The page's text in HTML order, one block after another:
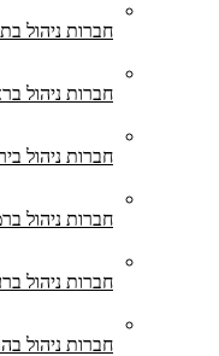
חברות ניהול
חברות ניהול
חברות ניהול
חברות ניהול
חברות ניהול
חברות ניהול